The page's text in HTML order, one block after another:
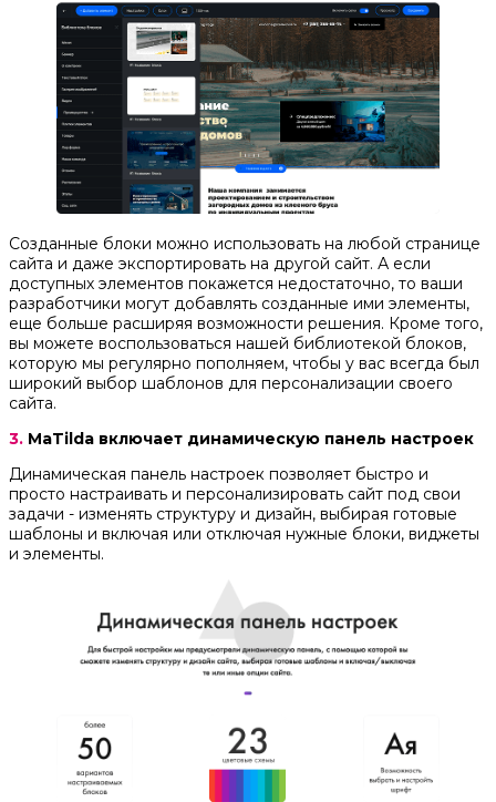
Созданные блоки можно использовать на любой странице
сайта и даже экспортировать на другой сайт. А если
доступных элементов покажется недостаточно, то ваши
разработчики могут добавлять созданные ими элементы,
еще больше расширяя возможности решения. Кроме того,
вы можете воспользоваться нашей библиотекой блоков,
которую мы регулярно пополняем, чтобы у вас всегда был
широкий выбор шаблонов для персонализации своего
сайта.
3. MaTilda включает динамическую панель настроек
Динамическая панель настроек позволяет быстро и
просто настраивать и персонализировать сайт под свои
задачи - изменять структуру и дизайн, выбирая готовые
шаблоны и включая или отключая нужные блоки, виджеты
и элементы.